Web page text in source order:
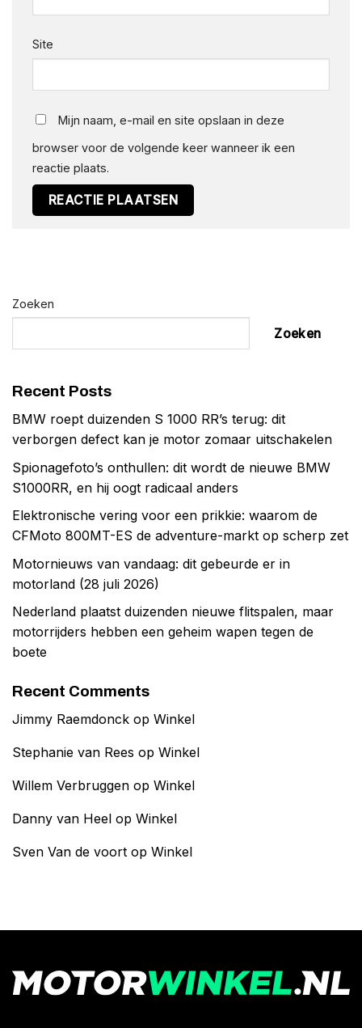
Site
Mijn naam, e-mail en site opslaan in deze
browser voor de volgende keer wanneer ik een
reactie plaats.
Zoeken
Zoeken
Recent Posts
BMW roept duizenden S 1000 RR’s terug: dit
verborgen defect kan je motor zomaar uitschakelen
Spionagefoto’s onthullen: dit wordt de nieuwe BMW
S1000RR, en hij oogt radicaal anders
Elektronische vering voor een prikkie: waarom de
CFMoto 800MT-ES de adventure-markt op scherp zet
Motornieuws van vandaag: dit gebeurde er in
motorland (28 juli 2026)
Nederland plaatst duizenden nieuwe flitspalen, maar
motorrijders hebben een geheim wapen tegen de
boete
Recent Comments
Jimmy Raemdonck op Winkel
Stephanie van Rees op Winkel
Willem Verbruggen op Winkel
Danny van Heel op Winkel
Sven Van de voort op Winkel